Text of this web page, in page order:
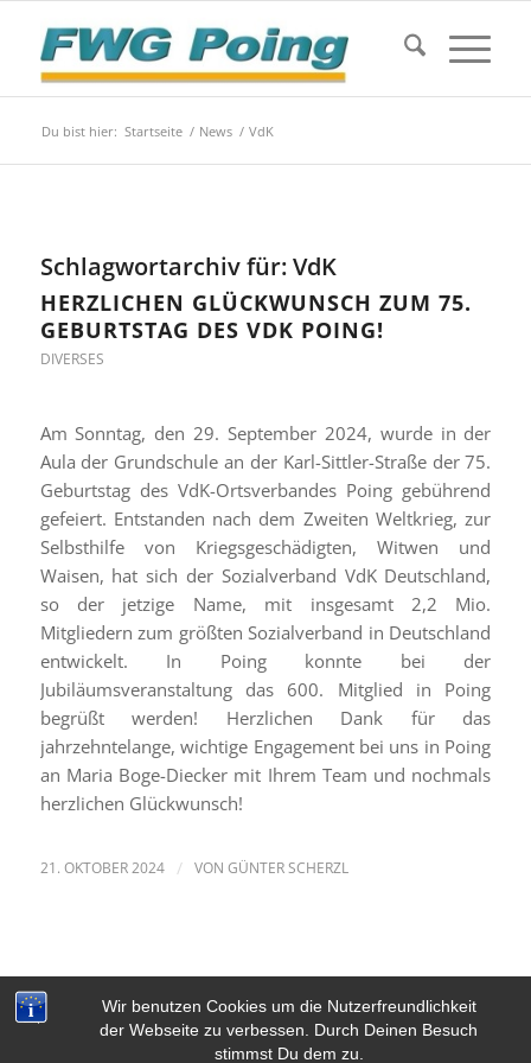
Wir benutzen Cookies um die Nutzerfreundlichkeit
der Webseite zu verbessen. Durch Deinen Besuch
stimmst Du dem zu.
Du bist hier: Startseite / News / VdK
Schlagwortarchiv für:VdK
HERZLICHEN GLÜCKWUNSCH ZUM 75.
GEBURTSTAG DES VDK POING!
DIVERSES
Am Sonntag, den 29. September 2024, wurde in der
Aula der Grundschule an der Karl-Sittler-Straße der 75.
Geburtstag des VdK-Ortsverbandes Poing gebührend
gefeiert. Entstanden nach dem Zweiten Weltkrieg, zur
Selbsthilfe von Kriegsgeschädigten, Witwen und
Waisen, hat sich der Sozialverband VdK Deutschland,
so der jetzige Name, mit insgesamt 2,2 Mio.
Mitgliedern zum größten Sozialverband in Deutschland
entwickelt. In Poing konnte bei der
Jubiläumsveranstaltung das 600. Mitglied in Poing
begrüßt werden! Herzlichen Dank für das
jahrzehntelange, wichtige Engagement bei uns in Poing
an Maria Boge-Diecker mit Ihrem Team und nochmals
herzlichen Glückwunsch!
21. OKTOBER 2024 / VON GÜNTER SCHERZL